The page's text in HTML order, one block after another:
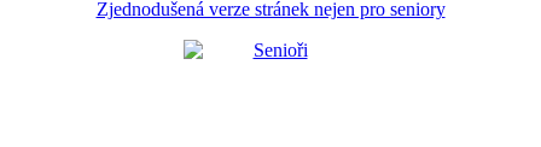
Zjednodušená verze stránek nejen pro seniory